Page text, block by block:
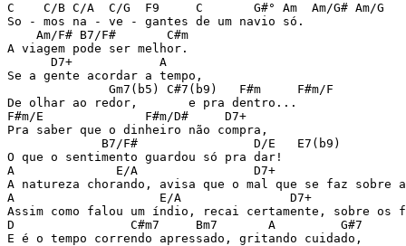
C    C/B C/A  C/G  F9     C       G#° Am  Am/G# Am/G
So - mos na - ve - gantes de um navio só.
    Am/F# B7/F#       C#m
A viagem pode ser melhor.
      D7+            A
Se a gente acordar a tempo,
              Gm7(b5) C#7(b9)   F#m     F#m/F
De olhar ao redor,       e pra dentro...
F#m/E              F#m/D#     D7+
Pra saber que o dinheiro não compra,
             B7/F#                D/E   E7(b9)
O que o sentimento guardou só pra dar!
A              E/A                D7+
A natureza chorando, avisa que o mal que se faz sobre
A                    E/A               D7+
Assim como falou um índio, recai certamente, sobre
D                C#m7     Bm7       A         G#7
E é o tempo correndo apressado, gritando cuidado,